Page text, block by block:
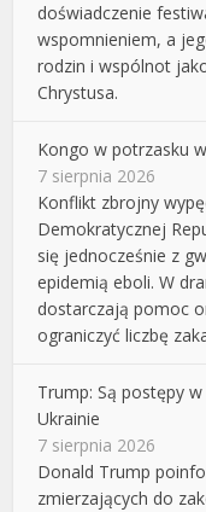
doświadczenie
wspomnieniem, a
rodzin i wspólnot
Chrystusa.
Kongo w potrzasku
7 sierpnia 2026
Konflikt zbrojny
Demokratycznej
się jednocześnie z
epidemią eboli. W
dostarczają pomoc
ograniczyć liczbę
Trump: Są postępy
Ukrainie
7 sierpnia 2026
Donald Trump
zmierzających do